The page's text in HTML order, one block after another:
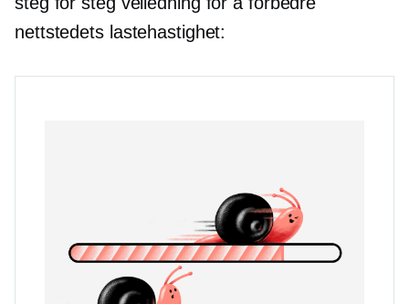
nettstedets lastehastighet: